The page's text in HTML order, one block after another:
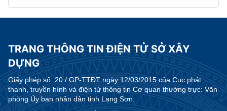
TRANG THÔNG TIN ĐIỆN TỬ SỞ XÂY
DỰNG
Giấy phép số:20 / GP-TTĐT ngày 12/03/2015 của Cục phát
thanh, truyền hình và điện tử thông tin Cơ quan thường trực: Văn
phòng Ủy ban nhân dân tỉnh Lạng Sơn.